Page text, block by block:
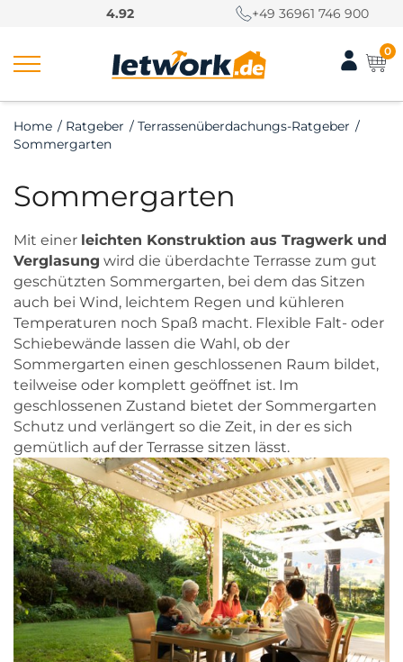
4.92 +49 36961 746 900
0
Home / Ratgeber / Terrassenüberdachungs-Ratgeber /
Sommergarten
Sommergarten
Mit einer leichten Konstruktion aus Tragwerk und
Verglasung wird die überdachte Terrasse zum gut
geschützten Sommergarten, bei dem das Sitzen
auch bei Wind, leichtem Regen und kühleren
Temperaturen noch Spaß macht. Flexible Falt- oder
Schiebewände lassen die Wahl, ob der
Sommergarten einen geschlossenen Raum bildet,
teilweise oder komplett geöffnet ist. Im
geschlossenen Zustand bietet der Sommergarten
Schutz und verlängert so die Zeit, in der es sich
gemütlich auf der Terrasse sitzen lässt.